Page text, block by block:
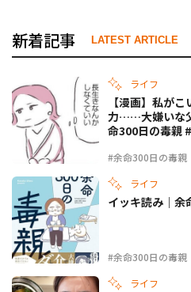
新着記事 LATEST ARTICLE
ライフ
#余命300日の毒親
【漫画】私が
力……大嫌いな
命300日の毒親
ライフ
#余命300日の毒親
イッキ読み｜余
ライフ